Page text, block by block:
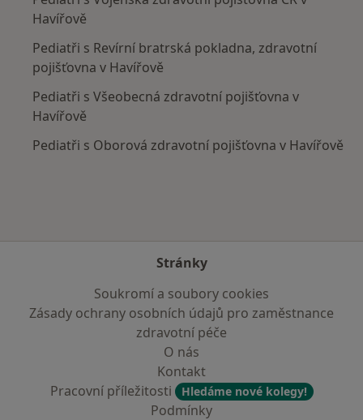
Havířově
Pediatři s Revírní bratrská pokladna, zdravotní
pojišťovna v Havířově
Pediatři s Všeobecná zdravotní pojišťovna v
Havířově
Pediatři s Oborová zdravotní pojišťovna v Havířově
Stránky
Soukromí a soubory cookies
Zásady ochrany osobních údajů pro zaměstnance
zdravotní péče
O nás
Kontakt
Pracovní příležitosti
Hledáme nové kolegy!
Podmínky